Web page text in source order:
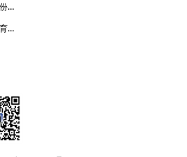
启迪控股股份有限公司
清华大学教育培训管理处